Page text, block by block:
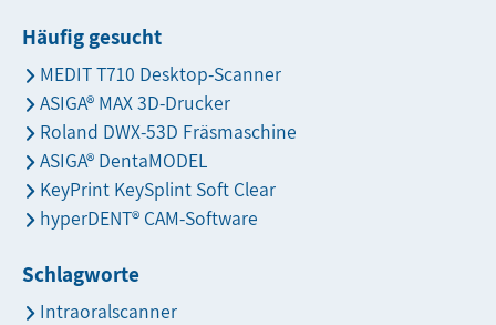
Häufig gesucht
MEDIT T710 Desktop-Scanner
ASIGA® MAX 3D-Drucker
Roland DWX-53D Fräsmaschine
ASIGA® DentaMODEL
KeyPrint KeySplint Soft Clear
hyperDENT® CAM-Software
Schlagworte
Intraoralscanner